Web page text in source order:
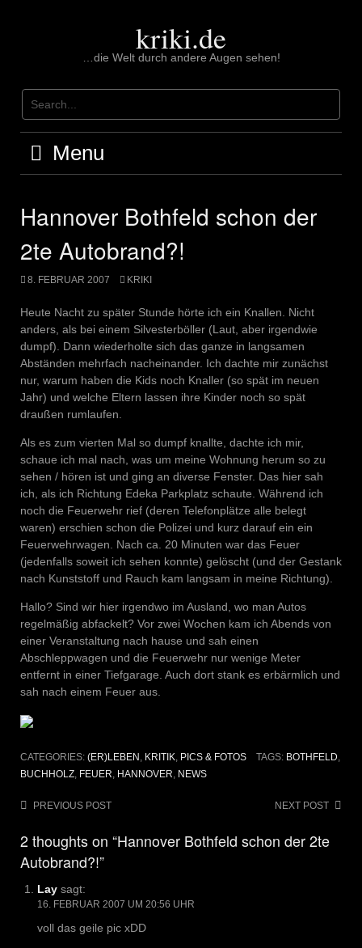
kriki.de
…die Welt durch andere Augen sehen!
Menu
Hannover Bothfeld schon der
2te Autobrand?!
8. FEBRUAR 2007 KRIKI
Heute Nacht zu später Stunde hörte ich ein Knallen. Nicht
anders, als bei einem Silvesterböller (Laut, aber irgendwie
dumpf). Dann wiederholte sich das ganze in langsamen
Abständen mehrfach nacheinander. Ich dachte mir zunächst
nur, warum haben die Kids noch Knaller (so spät im neuen
Jahr) und welche Eltern lassen ihre Kinder noch so spät
draußen rumlaufen.
Als es zum vierten Mal so dumpf knallte, dachte ich mir,
schaue ich mal nach, was um meine Wohnung herum so zu
sehen / hören ist und ging an diverse Fenster. Das hier sah
ich, als ich Richtung Edeka Parkplatz schaute. Während ich
noch die Feuerwehr rief (deren Telefonplätze alle belegt
waren) erschien schon die Polizei und kurz darauf ein ein
Feuerwehrwagen. Nach ca. 20 Minuten war das Feuer
(jedenfalls soweit ich sehen konnte) gelöscht (und der Gestank
nach Kunststoff und Rauch kam langsam in meine Richtung).
Hallo? Sind wir hier irgendwo im Ausland, wo man Autos
regelmäßig abfackelt? Vor zwei Wochen kam ich Abends von
einer Veranstaltung nach hause und sah einen
Abschleppwagen und die Feuerwehr nur wenige Meter
entfernt in einer Tiefgarage. Auch dort stank es erbärmlich und
sah nach einem Feuer aus.
CATEGORIES: (ER)LEBEN , KRITIK, PICS & FOTOS TAGS: BOTHFELD,
BUCHHOLZ, FEUER, HANNOVER, NEWS
PostPREVIOUS POST NEXT POST
2 thoughts on “Hannover Bothfeld schon der 2te
Autobrand?!”
Lay sagt:
16. FEBRUAR 2007 UM 20:56 UHR
voll das geile pic xDD